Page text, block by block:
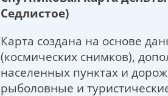
Седлистое)
Карта создана на основе
(космических снимков),
населенных пунктах и
рыболовные и